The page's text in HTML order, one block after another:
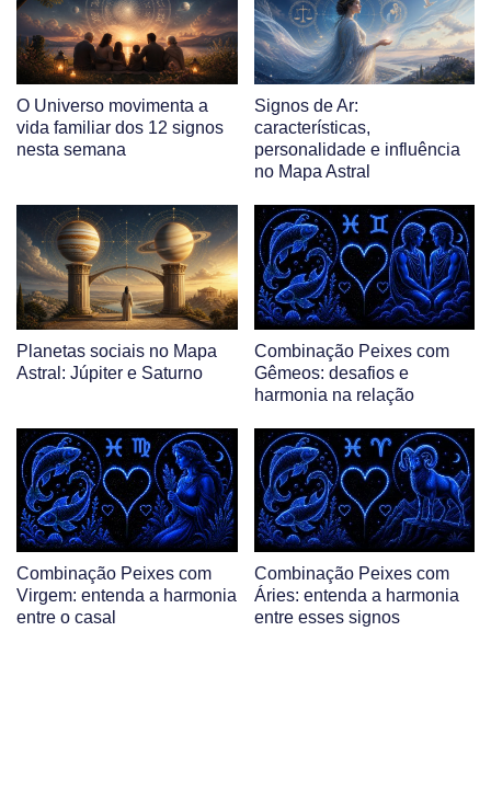
O Universo movimenta a
vida familiar dos 12 signos
nesta semana
Signos de Ar:
características,
personalidade e influência
no Mapa Astral
Planetas sociais no Mapa
Astral: Júpiter e Saturno
Combinação Peixes com
Gêmeos: desafios e
harmonia na relação
Combinação Peixes com
Virgem: entenda a harmonia
entre o casal
Combinação Peixes com
Áries: entenda a harmonia
entre esses signos